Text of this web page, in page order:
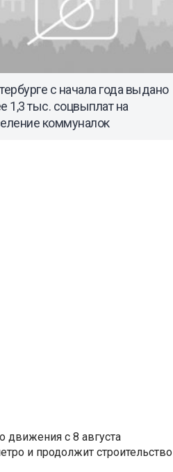
с начала года выдано
1,3 тыс. соцвыплат на
коммуналок
движения с 8 августа
и продолжит строительство